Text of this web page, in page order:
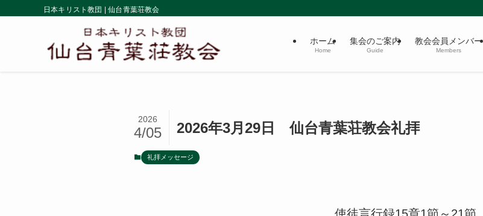
日本キリスト教団 | 仙台青葉荘教会
ホーム
Home
集会のご案内
Guide
教会会員メンバー
Members
2026年3月29日 仙台青葉荘教会礼拝
2026
4/05
礼拝メッセージ